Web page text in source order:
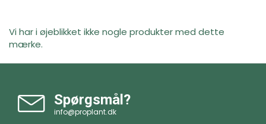
Vi har i øjeblikket ikke nogle produkter med dette
mærke.
Spørgsmål?
info@proplant.dk